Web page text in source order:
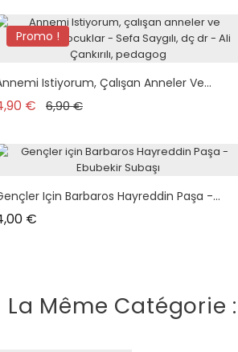
Promo !
Istiyorum, Çalışan Anneler Ve...
€ Prix de base
6,90 €Prix
Için Barbaros Hayreddin Paşa -...
€
Même Catégorie :